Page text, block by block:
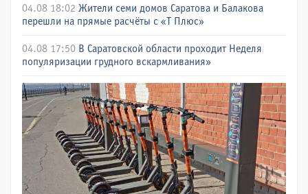
04.08 18:02 Жители семи домов Саратова и Балакова
перешли на прямые расчёты с «Т Плюс»
04.08 17:50 В Саратовской области проходит Неделя
популяризации грудного вскармливания»